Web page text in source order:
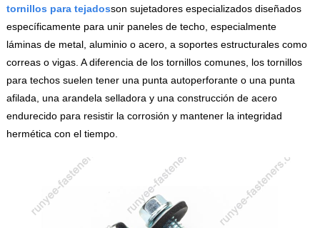
tornillos para tejadosson sujetadores especializados diseñados
específicamente para unir paneles de techo, especialmente
láminas de metal, aluminio o acero, a soportes estructurales como
correas o vigas. A diferencia de los tornillos comunes, los tornillos
para techos suelen tener una punta autoperforante o una punta
afilada, una arandela selladora y una construcción de acero
endurecido para resistir la corrosión y mantener la integridad
hermética con el tiempo.